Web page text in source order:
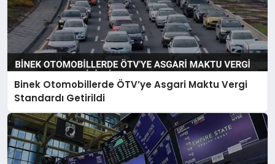
Binek Otomobillerde ÖTV’ye Asgari Maktu Vergi
Standardı Getirildi